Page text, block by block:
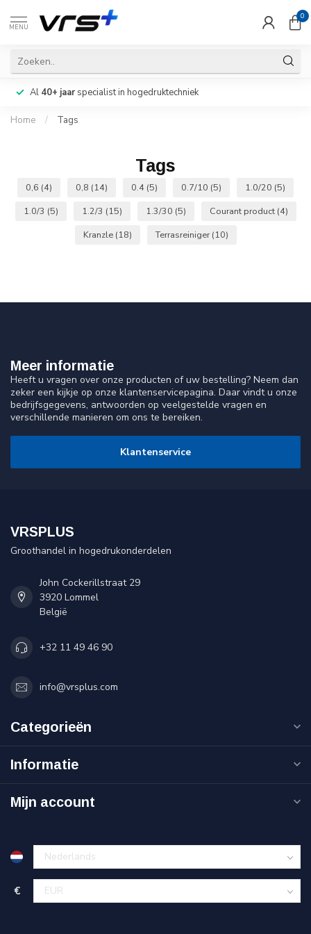
MENU
0
Al 40+ jaarspecialist in hogedruktechniek
Home / Tags
Tags
0,6 (4) 0,8 (14) 0.4 (5) 0.7/10 (5) 1.0/20 (5)
1.0/3 (5) 1.2/3 (15) 1.3/30 (5) Courant product (4)
Kranzle (18) Terrasreiniger (10)
Meer informatie
Heeft u vragen over onze producten of uw bestelling? Neem dan
zeker een kijkje op onze klantenservicepagina. Daar vindt u onze
bedrijfsgegevens, antwoorden op veelgestelde vragen en
verschillende manieren om ons te bereiken.
Klantenservice
VRSPLUS
Groothandel in hogedrukonderdelen
John Cockerillstraat 29
3920 Lommel
België
+32 11 49 46 90
info@vrsplus.com
Categorieën
Informatie
Mijn account
€